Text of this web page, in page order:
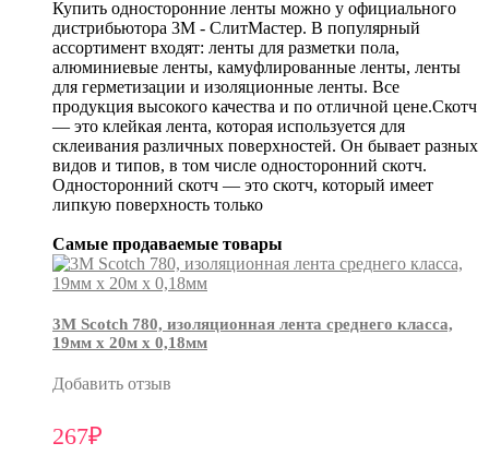
Купить односторонние ленты можно у официального
дистрибьютора 3М - СлитМастер. В популярный
ассортимент входят: ленты для разметки пола,
алюминиевые ленты, камуфлированные ленты, ленты
для герметизации и изоляционные ленты. Все
продукция высокого качества и по отличной цене.Скотч
— это клейкая лента, которая используется для
склеивания различных поверхностей. Он бывает разных
видов и типов, в том числе односторонний скотч.
Односторонний скотч — это скотч, который имеет
липкую поверхность только
Самые продаваемые товары
3М Scotch 780, изоляционная лента среднего класса,
19мм х 20м х 0,18мм
Добавить отзыв
267₽